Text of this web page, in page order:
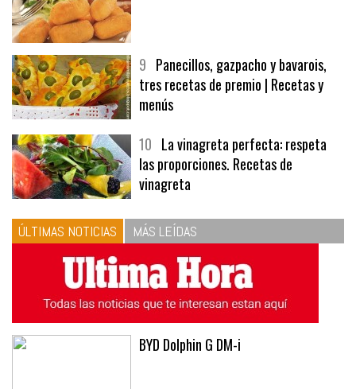
9 Panecillos, gazpacho y bavarois,
tres recetas de premio | Recetas y
menús
10 La vinagreta perfecta: respeta
las proporciones. Recetas de
vinagreta
ÚLTIMAS NOTICIAS MÁS LEÍDAS
BYD Dolphin G DM-i